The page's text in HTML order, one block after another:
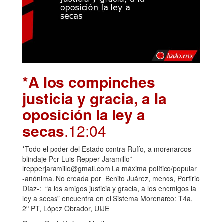
*A los compinches
justicia y gracia, a la
oposición la ley a
secas.12:04
*Todo el poder del Estado contra Ruffo, a morenarcos
blindaje Por Luis Repper Jaramillo*
lrepperjaramillo@gmail.com La máxima político/popular
-anónima. No creada por Benito Juárez, menos, Porfirio
Díaz-: “a los amigos justicia y gracia, a los enemigos la
ley a secas” encuentra en el Sistema Morenarco: T4a,
2º PT, López Obrador, UIJE